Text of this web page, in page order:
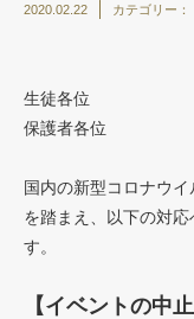
2020.02.22 カテゴリー：
生徒各位
保護者各位
国内の新型コロナウ
を踏まえ、以下の対
す。
【イベントの中止